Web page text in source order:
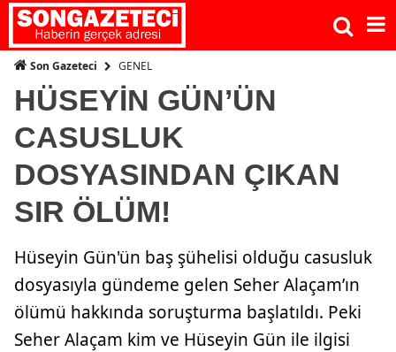
Son Gazeteci GENEL
HÜSEYİN GÜN’ÜN
CASUSLUK
DOSYASINDAN ÇIKAN
SIR ÖLÜM!
Hüseyin Gün'ün baş şühelisi olduğu casusluk
dosyasıyla gündeme gelen Seher Alaçam’ın
ölümü hakkında soruşturma başlatıldı. Peki
Seher Alaçam kim ve Hüseyin Gün ile ilgisi